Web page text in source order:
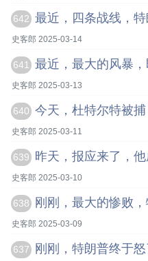
642 最近，四条战线，
史客郎 2025-03-14
641 最近，最大的风暴
史客郎 2025-03-13
640 今天，杜特尔特被
史客郎 2025-03-11
639 昨天，报应来了，
史客郎 2025-03-10
638 刚刚，最大的惨败
史客郎 2025-03-09
637 刚刚，特朗普终于